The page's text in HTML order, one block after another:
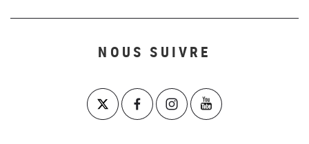
NOUS SUIVRE